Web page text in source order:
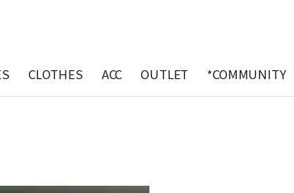
CLOTHES ACC OUTLET *COMMUNITY